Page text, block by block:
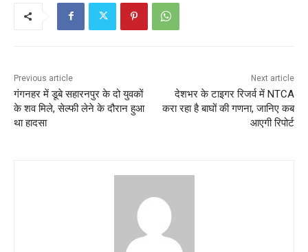
k
A
p
Previous article
गंगनहर में डूबे सहारनपुर के दो युवकों
के शव मिले, सेल्‍फी लेने के दौरान हुआ
था हादसा
Next article
देशभर के टाइगर रिजर्व में NTCA
करा रहा है बाघों की गणना, जानिए कब
आएगी रिपोर्ट